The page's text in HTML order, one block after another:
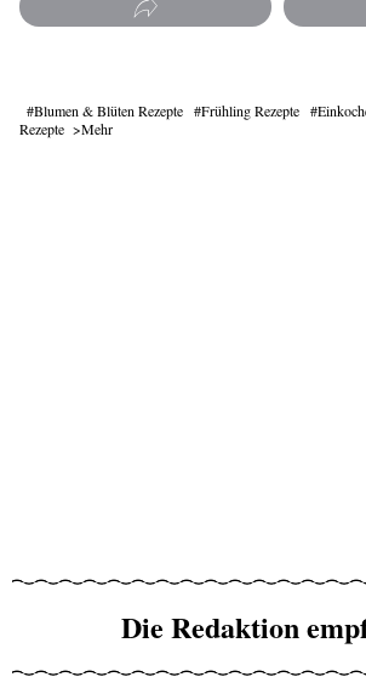
Blumen & Blüten Rezepte Frühling Rezepte
Rezepte
Mehr
Die Redaktion